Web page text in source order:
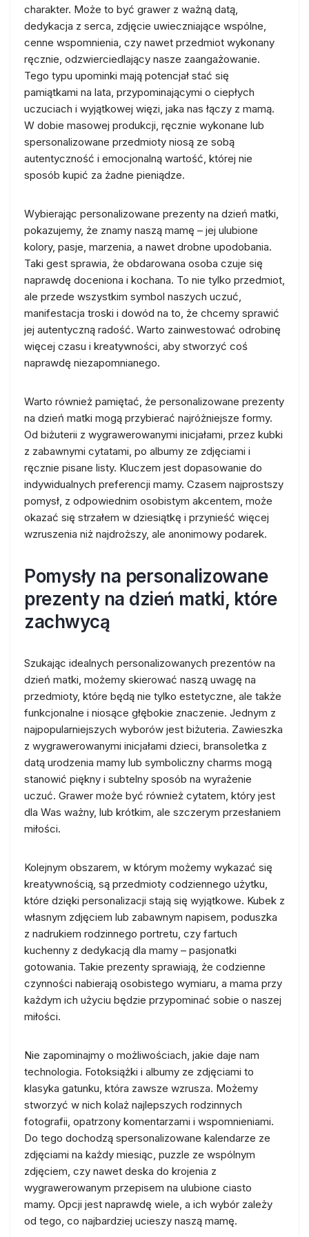
charakter. Może to być grawer z ważną datą,
dedykacja z serca, zdjęcie uwieczniające wspólne,
cenne wspomnienia, czy nawet przedmiot wykonany
ręcznie, odzwierciedlający nasze zaangażowanie.
Tego typu upominki mają potencjał stać się
pamiątkami na lata, przypominającymi o ciepłych
uczuciach i wyjątkowej więzi, jaka nas łączy z mamą.
W dobie masowej produkcji, ręcznie wykonane lub
spersonalizowane przedmioty niosą ze sobą
autentyczność i emocjonalną wartość, której nie
sposób kupić za żadne pieniądze.
Wybierając personalizowane prezenty na dzień matki,
pokazujemy, że znamy naszą mamę – jej ulubione
kolory, pasje, marzenia, a nawet drobne upodobania.
Taki gest sprawia, że obdarowana osoba czuje się
naprawdę doceniona i kochana. To nie tylko przedmiot,
ale przede wszystkim symbol naszych uczuć,
manifestacja troski i dowód na to, że chcemy sprawić
jej autentyczną radość. Warto zainwestować odrobinę
więcej czasu i kreatywności, aby stworzyć coś
naprawdę niezapomnianego.
Warto również pamiętać, że personalizowane prezenty
na dzień matki mogą przybierać najróżniejsze formy.
Od biżuterii z wygrawerowanymi inicjałami, przez kubki
z zabawnymi cytatami, po albumy ze zdjęciami i
ręcznie pisane listy. Kluczem jest dopasowanie do
indywidualnych preferencji mamy. Czasem najprostszy
pomysł, z odpowiednim osobistym akcentem, może
okazać się strzałem w dziesiątkę i przynieść więcej
wzruszenia niż najdroższy, ale anonimowy podarek.
Pomysły na personalizowane
prezenty na dzień matki, które
zachwycą
Szukając idealnych personalizowanych prezentów na
dzień matki, możemy skierować naszą uwagę na
przedmioty, które będą nie tylko estetyczne, ale także
funkcjonalne i niosące głębokie znaczenie. Jednym z
najpopularniejszych wyborów jest biżuteria. Zawieszka
z wygrawerowanymi inicjałami dzieci, bransoletka z
datą urodzenia mamy lub symboliczny charms mogą
stanowić piękny i subtelny sposób na wyrażenie
uczuć. Grawer może być również cytatem, który jest
dla Was ważny, lub krótkim, ale szczerym przesłaniem
miłości.
Kolejnym obszarem, w którym możemy wykazać się
kreatywnością, są przedmioty codziennego użytku,
które dzięki personalizacji stają się wyjątkowe. Kubek z
własnym zdjęciem lub zabawnym napisem, poduszka
z nadrukiem rodzinnego portretu, czy fartuch
kuchenny z dedykacją dla mamy – pasjonatki
gotowania. Takie prezenty sprawiają, że codzienne
czynności nabierają osobistego wymiaru, a mama przy
każdym ich użyciu będzie przypominać sobie o naszej
miłości.
Nie zapominajmy o możliwościach, jakie daje nam
technologia. Fotoksiążki i albumy ze zdjęciami to
klasyka gatunku, która zawsze wzrusza. Możemy
stworzyć w nich kolaż najlepszych rodzinnych
fotografii, opatrzony komentarzami i wspomnieniami.
Do tego dochodzą spersonalizowane kalendarze ze
zdjęciami na każdy miesiąc, puzzle ze wspólnym
zdjęciem, czy nawet deska do krojenia z
wygrawerowanym przepisem na ulubione ciasto
mamy. Opcji jest naprawdę wiele, a ich wybór zależy
od tego, co najbardziej ucieszy naszą mamę.